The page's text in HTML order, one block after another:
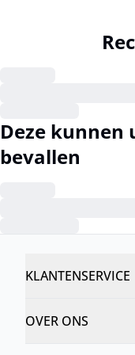
Deze kunnen
bevallen
KLANTENSERVICE
OVER ONS